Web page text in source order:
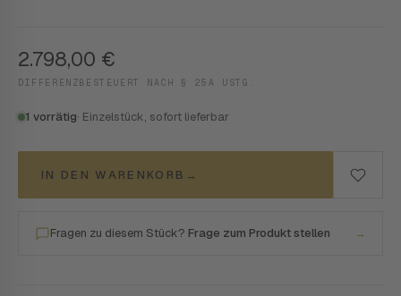
2.798,00 €
DIFFERENZBESTEUERT NACH § 25A USTG.
1 vorrätig· Einzelstück, sofort lieferbar
IN DEN WARENKORB →
Fragen zu diesem Stück? Frage zum Produkt stellen →